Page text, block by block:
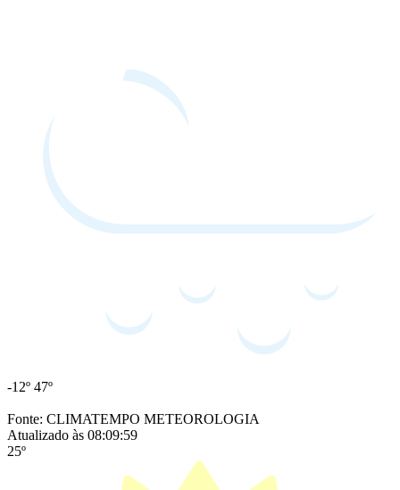
-12º 47º
Fonte: CLIMATEMPO METEOROLOGIA
Atualizado às 08:09:59
25º